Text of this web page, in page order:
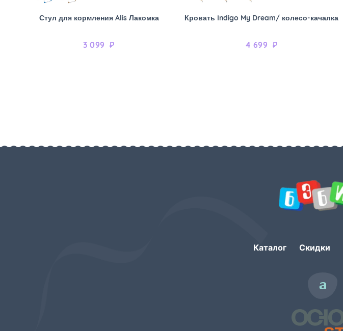
Стул для кормления Alis Лакомка
3 099 ₽
Кровать Indigo My Dream/ колесо-качалка
4 699 ₽
Каталог Скидки